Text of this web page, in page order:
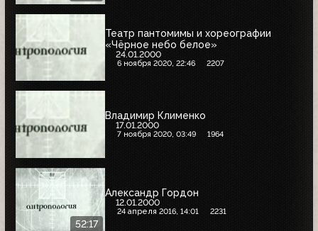
Театр пантомимы и хореографии
«Чёрное небо белое»
24.01.2000
6 ноября 2020, 22:46 2207
Владимир Клименко
17.01.2000
7 ноября 2020, 03:49 1964
52:17
Александр Гордон
12.01.2000
24 апреля 2016, 14:01 2231